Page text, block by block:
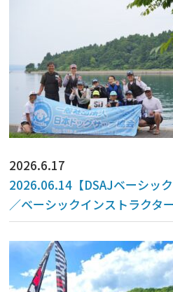
2026.6.17
2026.06.14【DSAJベーシッ
／ベーシックインストラク